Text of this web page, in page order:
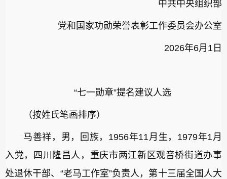
中共中央组织部
党和国家功勋荣誉表彰工作委员会办公室
2026年6月1日
“七一勋章”提名建议人选
（按姓氏笔画排序）
马善祥，男，回族，1956年11月生，1979年1月
入党，四川隆昌人，重庆市两江新区观音桥街道办事
处退休干部、“老马工作室”负责人，第十三届全国人大